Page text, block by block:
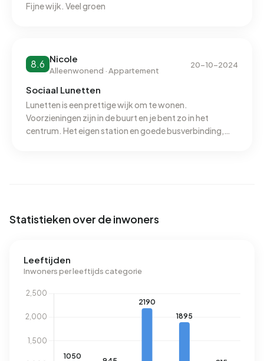
Fijne wijk. Veel groen
8.6 Nicole
Alleenwonend · Appartement
20-10-2024
Sociaal Lunetten
Lunetten is een prettige wijk om te wonen.
Voorzieningen zijn in de buurt en je bent zo in het
centrum. Het eigen station en goede busverbinding,
of overnemen van je buren. Ik ga zelf weg uit Lunetten
Statistieken over de inwoners
Leeftijden
Inwoners per leeftijds categorie